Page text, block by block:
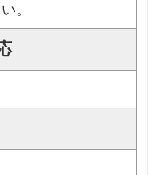
。